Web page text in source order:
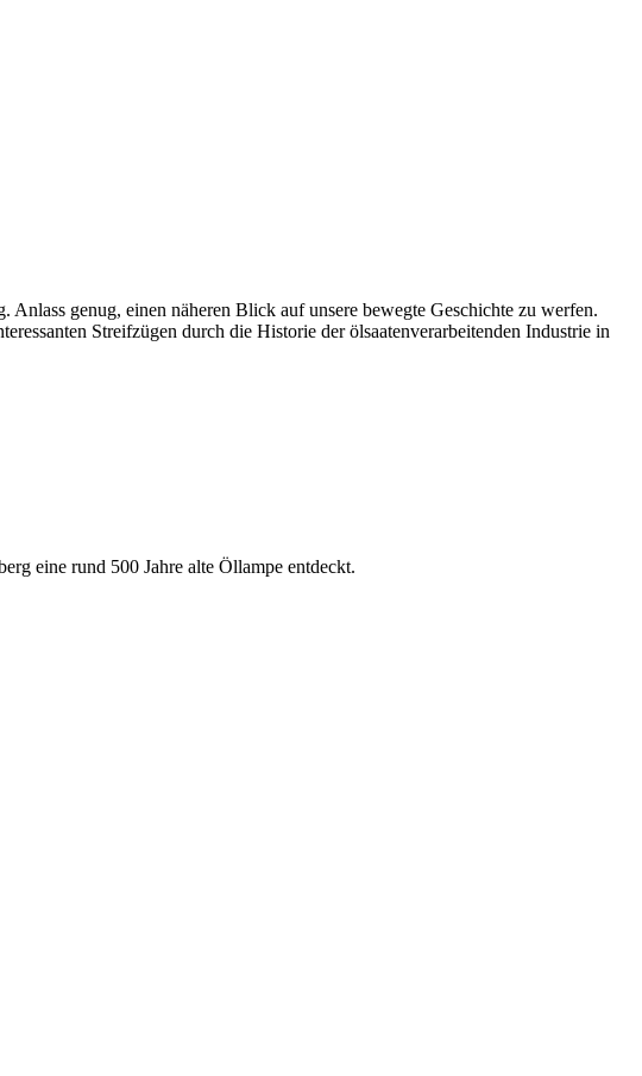
genug, einen näheren Blick auf unsere bewegte Geschichte zu werfen.
Streifzügen durch die Historie der ölsaatenverarbeitenden Industrie in
eine rund 500 Jahre alte Öllampe entdeckt.